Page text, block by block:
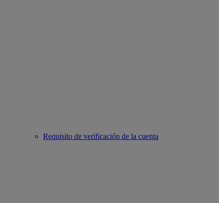
Requisito de verificación de la cuenta